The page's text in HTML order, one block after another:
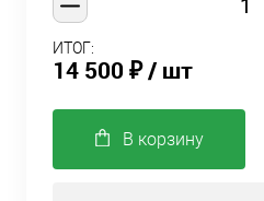
ИТОГ:
14 500 ₽/ шт
В корзину